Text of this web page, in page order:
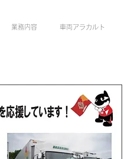
業務内容 車両アラカルト